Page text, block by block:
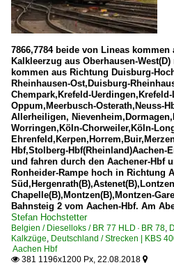
7866,7784 beide von Lineas
Kalkleerzug aus Oberhausen-
kommen aus Richtung Duisburg-
Rheinhausen-Ost,Duisburg-
Chempark,Krefeld-
Oppum,Meerbusch-Osterath,Neuss-
Allerheiligen,
Worringen,Köln-Chorweiler,Köln-
Hbf,Stolberg-Hbf(Rheinland)Aachen-
und fahren durch den Aachener-Hbf
Ronheider-Rampe hoch in Richtung
Chapelle(B),Montzen(B),Montzen-
Bahnsteig 2 vom Aachen-Hbf. Am
Stefan Hochstetter
Belgien / Dieselloks / BR 77 HLD · BR 78,
Kalkzüge, Deutschland / Strecken | KBS
Aachen Hbf
 381 1196x1200 Px, 22.08.2018 